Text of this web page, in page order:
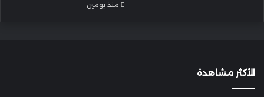
منذ يومين
الأكثر مشاهدة